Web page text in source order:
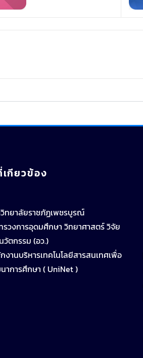
กียวข้อง
ทยาลัยราชภัฏเพชรบูรณ์
รวงการอุดมศึกษา วิทยาศาสตร์ วิจัย
วัตกรรม (อว.)
งานบริหารเทคโนโลยีสารสนเทศเพื่อ
การศึกษา ( UniNet )